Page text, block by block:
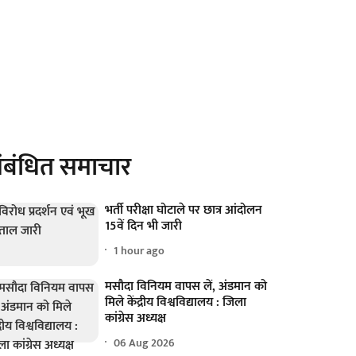
समाचार
भर्ती परीक्षा घोटाले पर छात्र आंदोलन
15वें दिन भी जारी
1 hour ago
मसौदा विनियम वापस लें, अंडमान को
मिले केंद्रीय विश्वविद्यालय : जिला
कांग्रेस अध्यक्ष
06 Aug 2026